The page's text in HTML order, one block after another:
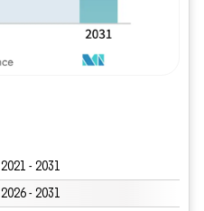
2021 - 2031
2026 - 2031